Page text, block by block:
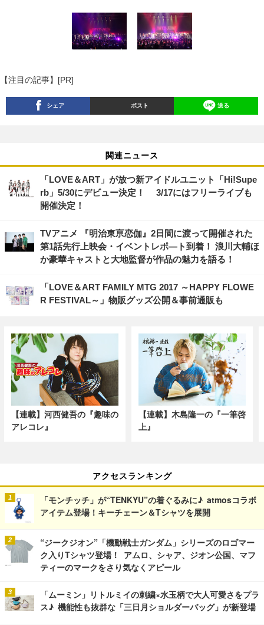
【注目の記事】[PR]
シェア ポスト 送る
関連ニュース
「LOVE＆ART」が放つ新アイドルユニット「Hi!Supe
rb」5/30にデビュー決定！ 3/17にはフリーライブも
開催決定！
TVアニメ 『明治東亰恋伽』2日間に渡って開催された
第1話先行上映会・イベントレポ―ト到着！ 浪川大輔ほ
か豪華キャストと大地監督が作品の魅力を語る！
「LOVE＆ART FAMILY MTG 2017 ～HAPPY FLOWE
R FESTIVAL～」物販グッズ公開＆事前通販も
【連載】河西健吾の『趣味の
アレコレ』
【連載】木島隆一の『一筆啓
上』
アクセスランキング
「モンチッチ」が“TENKYU”の着ぐるみに♪ atmosコラボ
アイテム登場！キーチェーン＆Tシャツを展開
“ジークジオン”「機動戦士ガンダム」シリーズのロゴマー
ク入りTシャツ登場！ アムロ、シャア、ジオン公国、マフ
ティーのマークをさり気なくアピール
「ムーミン」リトルミイの刺繍×水玉柄で大人可愛さをプラ
ス♪ 機能性も抜群な「三日月ショルダーバッグ」が新登場